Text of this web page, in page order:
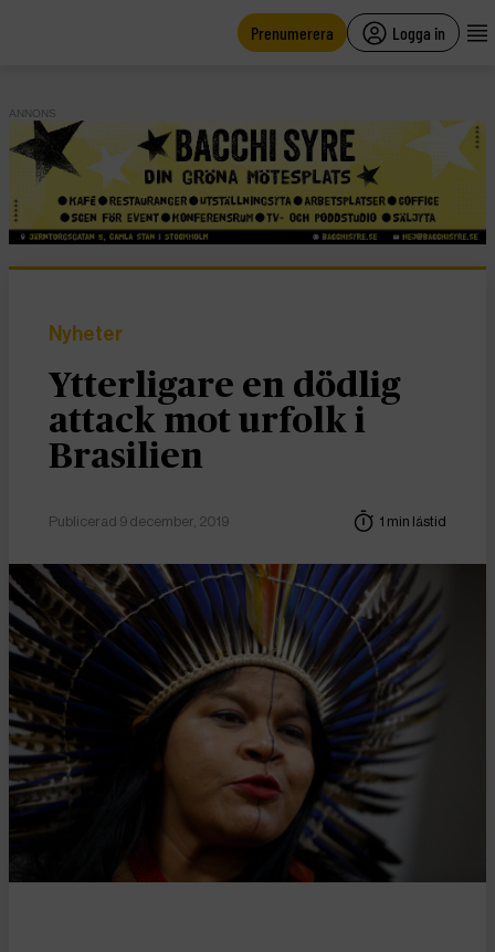
Prenumerera Logga in
ANNONS
Nyheter
Ytterligare en dödlig
attack mot urfolk i
Brasilien
Publicerad 9 december, 2019 1 min lästid